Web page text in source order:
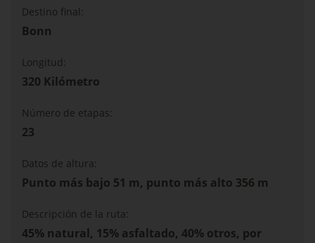
Destino final:
Bonn
Longitud:
320 Kilómetro
Número de etapas:
23
Datos de altura:
Punto más bajo 51 m, punto más alto 356 m
Descripción de la ruta:
45% natural, 15% asfaltado, 40% otros, por